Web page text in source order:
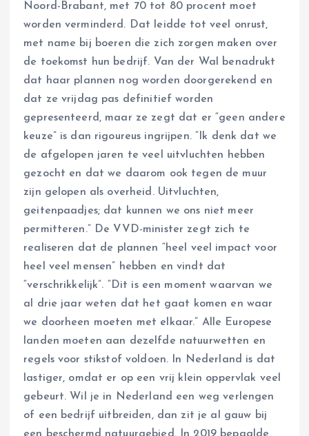
Noord-Brabant, met 70 tot 80 procent moet
worden verminderd. Dat leidde tot veel onrust,
met name bij boeren die zich zorgen maken over
de toekomst hun bedrijf. Van der Wal benadrukt
dat haar plannen nog worden doorgerekend en
dat ze vrijdag pas definitief worden
gepresenteerd, maar ze zegt dat er “geen andere
keuze” is dan rigoureus ingrijpen. “Ik denk dat we
de afgelopen jaren te veel uitvluchten hebben
gezocht en dat we daarom ook tegen de muur
zijn gelopen als overheid. Uitvluchten,
geitenpaadjes; dat kunnen we ons niet meer
permitteren.” De VVD-minister zegt zich te
realiseren dat de plannen “heel veel impact voor
heel veel mensen” hebben en vindt dat
“verschrikkelijk”. “Dit is een moment waarvan we
al drie jaar weten dat het gaat komen en waar
we doorheen moeten met elkaar.” Alle Europese
landen moeten aan dezelfde natuurwetten en
regels voor stikstof voldoen. In Nederland is dat
lastiger, omdat er op een vrij klein oppervlak veel
gebeurt. Wil je in Nederland een weg verlengen
of een bedrijf uitbreiden, dan zit je al gauw bij